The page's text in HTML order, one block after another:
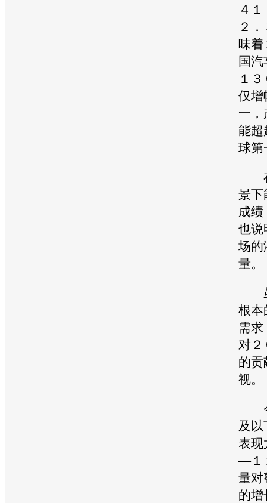
４
２
味着
国汽
１
仅增
一，
能超
球第
景下
成绩
也说
场的
量。
虽
根本
需求
对２
的贡
视。
今
及以
表现
—１
量对
的增